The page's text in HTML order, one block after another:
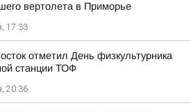
вертолета в Приморье
17:33
отметил День физкультурника
станции ТОФ
20:36